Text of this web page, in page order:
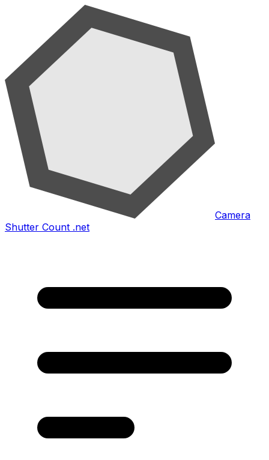
Camera
Shutter Count .net